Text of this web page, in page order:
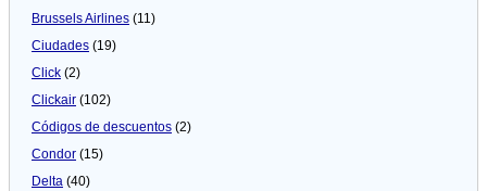
Brussels Airlines (11)
Ciudades (19)
Click (2)
Clickair (102)
Códigos de descuentos (2)
Condor (15)
Delta (40)